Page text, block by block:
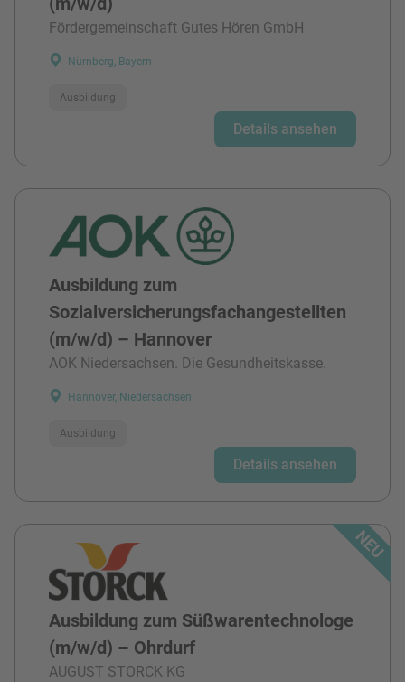
Fördergemeinschaft Gutes Hören GmbH
Nürnberg, Bayern
Ausbildung
Details ansehen
Ausbildung zum
Sozialversicherungsfachangestellten
(m/w/d) – Hannover
AOK Niedersachsen. Die Gesundheitskasse.
Hannover, Niedersachsen
Ausbildung
Details ansehen
Ausbildung zum Süßwarentechnologe
(m/w/d) – Ohrdurf
AUGUST STORCK KG